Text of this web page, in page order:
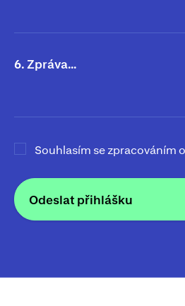
6. Zpráva…
Souhlasím se zpracováním
Odeslat přihlášku